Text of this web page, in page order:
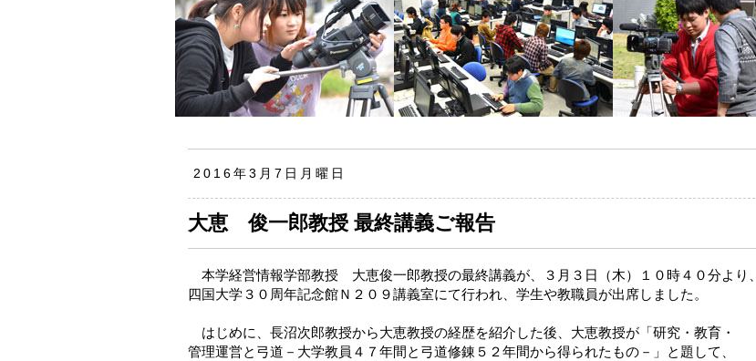
2016年3月7日月曜日
大恵 俊一郎教授 最終講義ご報告
本学経営情報学部教授 大恵俊一郎教授の最終講義が、３月３日（木）１０時４０分より、
四国大学３０周年記念館Ｎ２０９講義室にて行われ、学生や教職員が出席しました。
はじめに、長沼次郎教授から大恵教授の経歴を紹介した後、大恵教授が「研究・教育・
管理運営と弓道－大学教員４７年間と弓道修錬５２年間から得られたもの－」と題して、